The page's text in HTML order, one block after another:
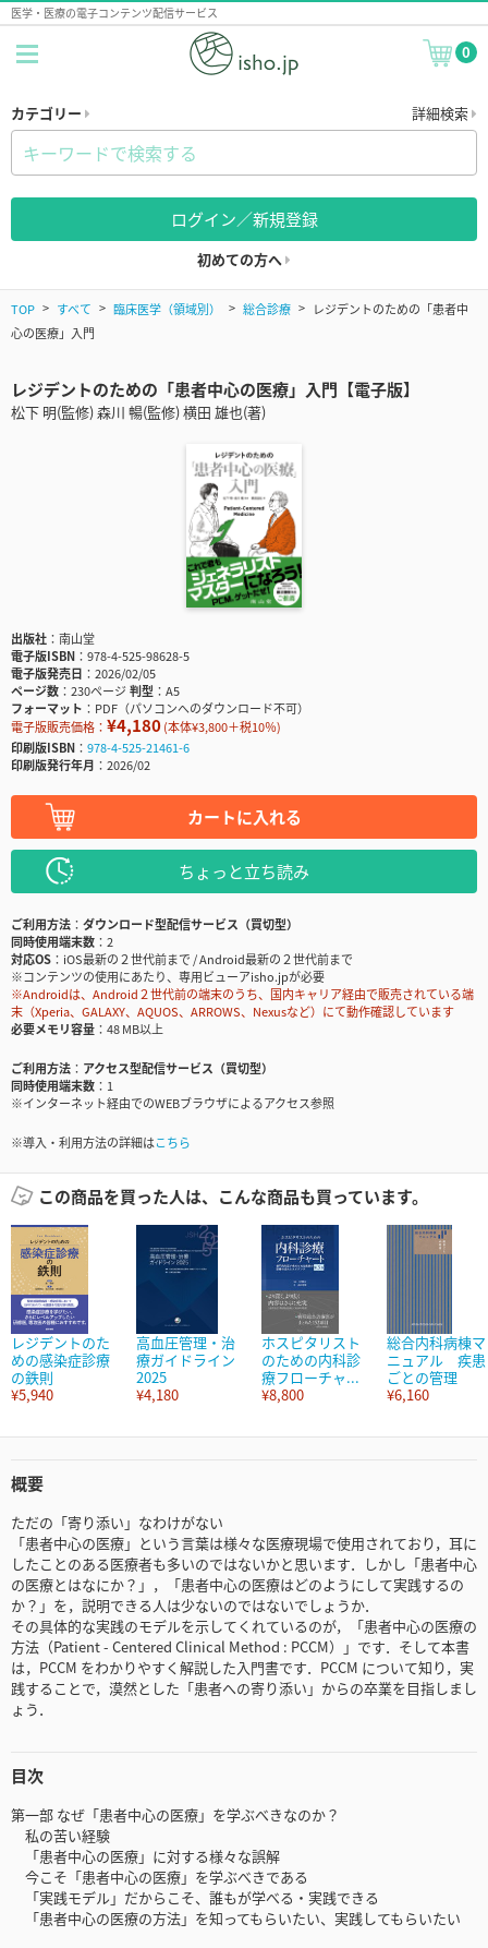
医学・医療の電子コンテンツ配信サービス
0
カテゴリー 詳細検索
ログイン／新規登録
初めての方へ
TOP すべて 臨床医学（領域別） 総合診療
レジデントのための「患者中
心の医療」入門
レジデントのための「患者中心の医療」入門【電子版】
松下 明(監修) 森川 暢(監修) 横田 雄也(著)
出版社
南山堂
電子版ISBN
978-4-525-98628-5
電子版発売日
2026/02/05
ページ数
230ページ判型
A5
フォーマット
PDF（パソコンへのダウンロード不可）
電子版販売価格： ¥4,180(本体¥3,800＋税10％)
印刷版ISBN
978-4-525-21461-6
印刷版発行年月
2026/02
カートに入れる
ちょっと立ち読み
ご利用方法
ダウンロード型配信サービス（買切型）
同時使用端末数
2
対応OS
iOS最新の２世代前まで / Android最新の２世代前まで
※コンテンツの使用にあたり、専用ビューアisho.jpが必要
※Androidは、Android２世代前の端末のうち、国内キャリア経由で販売されている端
末（Xperia、GALAXY、AQUOS、ARROWS、Nexusなど）にて動作確認しています
必要メモリ容量
48 MB以上
ご利用方法
アクセス型配信サービス（買切型）
同時使用端末数
1
※インターネット経由でのWEBブラウザによるアクセス参照
※導入・利用方法の詳細はこちら
この商品を買った人は、こんな商品も買っています。
レジデントのた
めの感染症診療
の鉄則
¥5,940
高血圧管理・治
療ガイドライン
2025
¥4,180
ホスピタリスト
のための内科診
療フローチャ...
¥8,800
総合内科病棟マ
ニュアル 疾患
ごとの管理
¥6,160
概要
ただの「寄り添い」なわけがない
「患者中心の医療」という言葉は様々な医療現場で使用されており，耳に
したことのある医療者も多いのではないかと思います．しかし「患者中心
の医療とはなにか？」，「患者中心の医療はどのようにして実践するの
か？」を，説明できる人は少ないのではないでしょうか．
その具体的な実践のモデルを示してくれているのが，「患者中心の医療の
方法（Patient - Centered Clinical Method : PCCM）」です．そして本書
は，PCCM をわかりやすく解説した入門書です．PCCM について知り，実
践することで，漠然とした「患者への寄り添い」からの卒業を目指しまし
ょう．
目次
第一部 なぜ「患者中心の医療」を学ぶべきなのか？
私の苦い経験
「患者中心の医療」に対する様々な誤解
今こそ「患者中心の医療」を学ぶべきである
「実践モデル」だからこそ、誰もが学べる・実践できる
「患者中心の医療の方法」を知ってもらいたい、実践してもらいたい